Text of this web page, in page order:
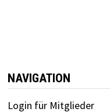
NAVIGATION
Login für Mitglieder